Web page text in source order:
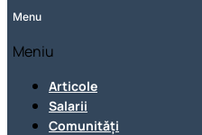
Menu
Meniu
Articole
Salarii
Comunități